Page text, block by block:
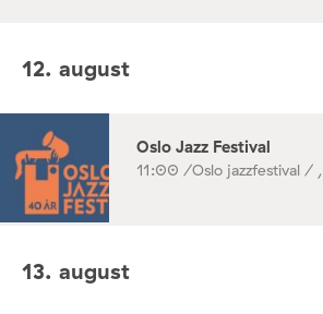
12. august
Oslo Jazz Festival
11:00 /Oslo jazzfestival / ,
13. august